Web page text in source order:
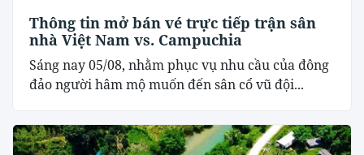
Thông tin mở bán vé trực tiếp trận sân
nhà Việt Nam vs. Campuchia
Sáng nay 05/08, nhằm phục vụ nhu cầu của đông
đảo người hâm mộ muốn đến sân cổ vũ đội...